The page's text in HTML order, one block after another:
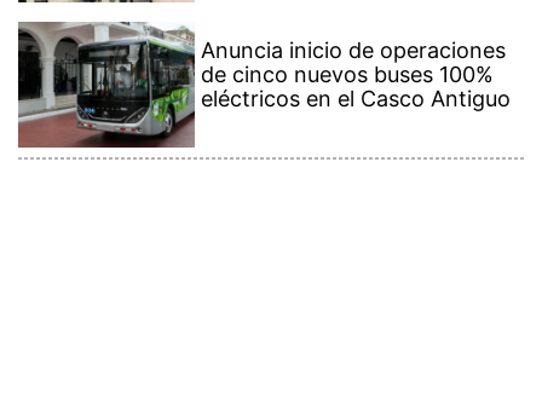
Anuncia inicio de operaciones
de cinco nuevos buses 100%
eléctricos en el Casco Antiguo